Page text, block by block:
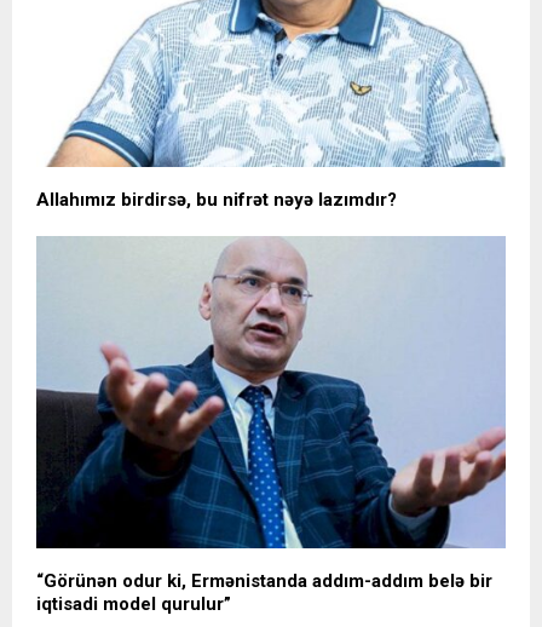
Allahımız birdirsə, bu nifrət nəyə lazımdır?
“Görünən odur ki, Ermənistanda addım-addım belə bir
iqtisadi model qurulur”